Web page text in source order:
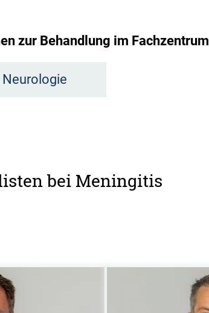
zur Behandlung im Fachzentrum
bei Meningitis